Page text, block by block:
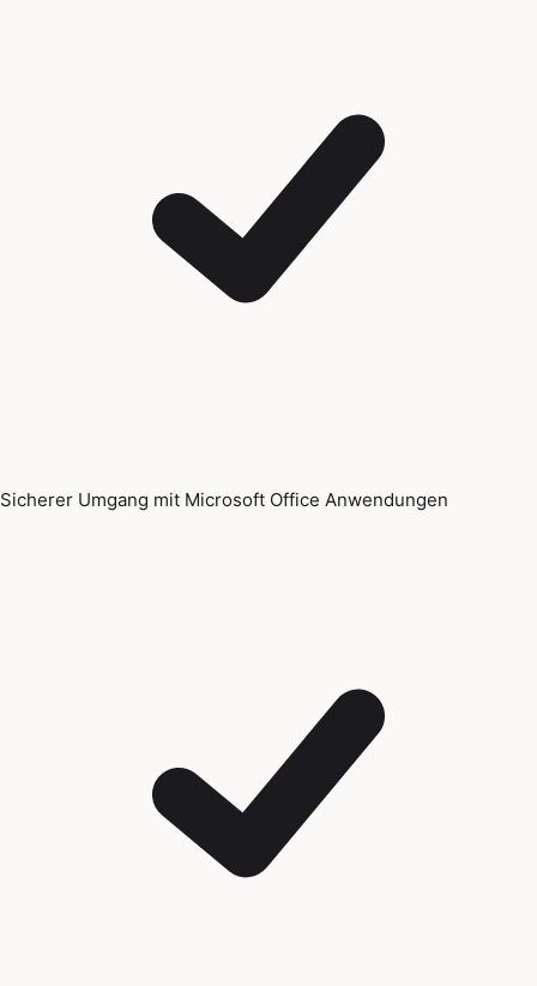
Sicherer Umgang mit Microsoft Office Anwendungen